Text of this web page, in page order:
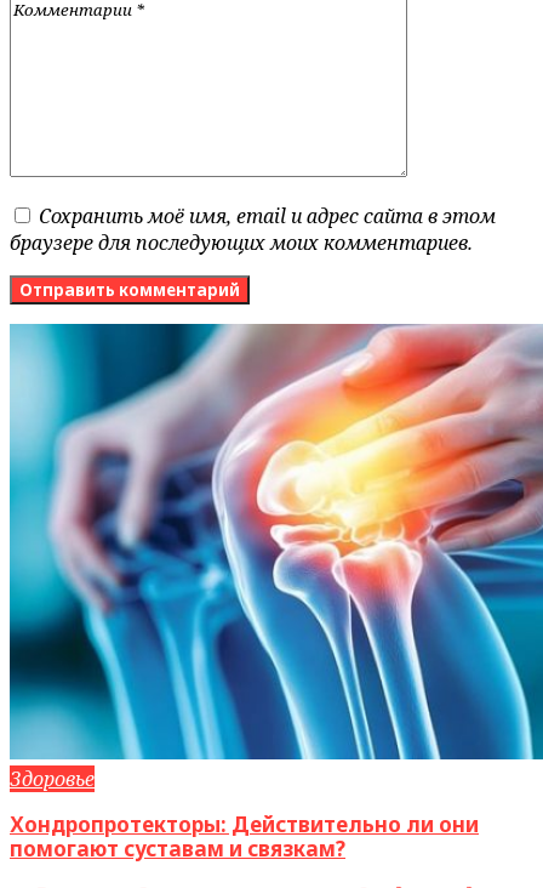
Сохранить моё имя, email и адрес сайта в этом
браузере для последующих моих комментариев.
Здоровье
Хондропротекторы: Действительно ли они
помогают суставам и связкам?